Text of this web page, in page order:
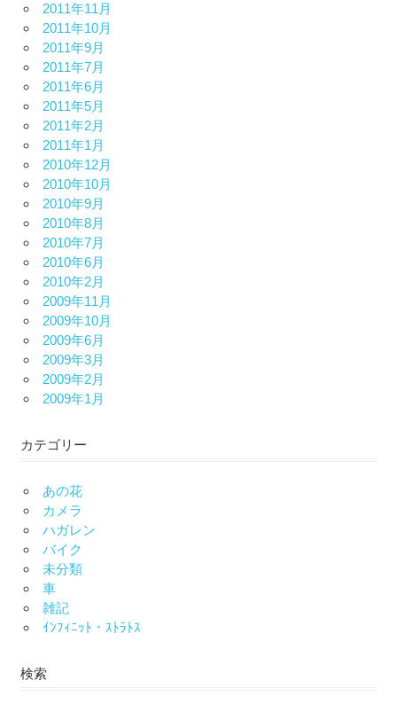
2011年11月
2011年10月
2011年9月
2011年7月
2011年6月
2011年5月
2011年2月
2011年1月
2010年12月
2010年10月
2010年9月
2010年8月
2010年7月
2010年6月
2010年2月
2009年11月
2009年10月
2009年6月
2009年3月
2009年2月
2009年1月
カテゴリー
あの花
カメラ
ハガレン
バイク
未分類
車
雑記
ｲﾝﾌｨﾆｯﾄ・ｽﾄﾗﾄｽ
検索